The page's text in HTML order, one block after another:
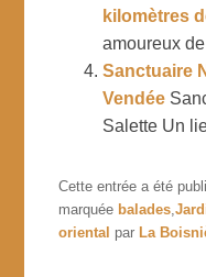
kilomètres
amoureux
Sanctuaire
Vendée
Salette Un
Cette entrée a été
marquée balades,
oriental par La